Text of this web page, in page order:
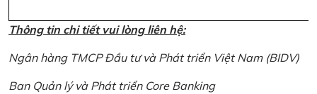
Thông tin chi tiết vui lòng liên hệ:
Ngân hàng TMCP Đầu tư và Phát triển Việt Nam (BIDV)
Ban Quản lý và Phát triển Core Banking